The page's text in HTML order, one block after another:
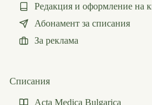
Редакция и оформление на
Абонамент за списания
За реклама
Списания
Acta Medica Bulgarica